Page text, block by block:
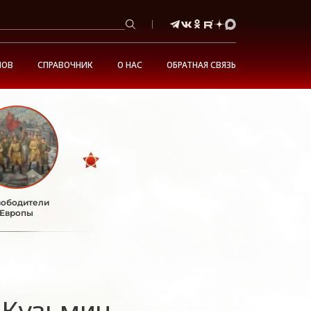
СПРАВОЧНИК О НАС ОБРАТНАЯ СВЯЗЬ
Европы